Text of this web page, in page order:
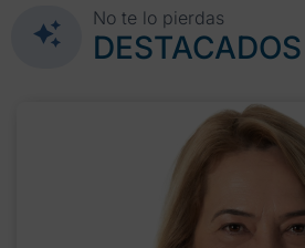
No te lo pierdas
DESTACADOS